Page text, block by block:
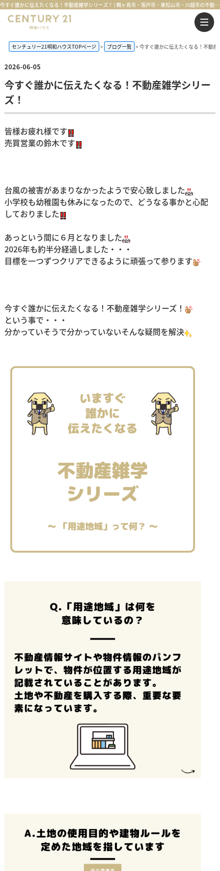
今すぐ誰かに伝えたくなる！不動産雑学シリーズ！ | 鶴ヶ島市・坂戸市・東松山市・川越市の不動産購入・不動産売却のことならセンチュリー21明和ハウス
センチュリー21明和ハウスTOPページ ブログ一覧 今すぐ誰かに伝えたくなる！不動産
2026-06-05
今すぐ誰かに伝えたくなる！不動産雑学シリー
ズ！
皆様お疲れ様です
売買営業の鈴木です
台風の被害があまりなかったようで安心致しました
小学校も幼稚園も休みになったので、どうなる事かと心配
しておりました
あっという間に６月となりました
2026年も約半分経過しました・・・
目標を一つずつクリアできるように頑張って参ります
今すぐ誰かに伝えたくなる！不動産雑学シリーズ！
という事で・・・
分かっていそうで分かっていないそんな疑問を解決